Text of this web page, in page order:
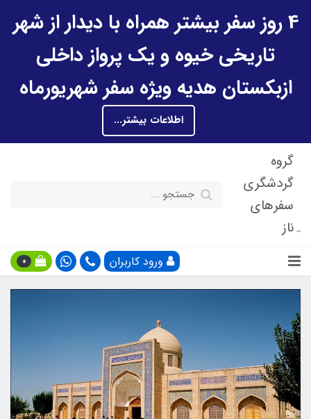
4 روز سفر بیشتر همراه با دیدار از شهر
تاریخی خیوه و یک پرواز داخلی
ازبکستان هدیه ویژه سفر شهریورماه
اطلاعات بیشتر...
گروه
گردشگری
سفرهای
ناز
ورود کاربران 0